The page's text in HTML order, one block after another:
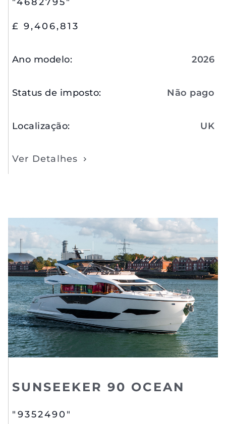
£ 9,406,813
Ano modelo: 2026
Status de imposto: Não pago
Localização: UK
Ver Detalhes
SUNSEEKER 90 OCEAN
"9352490"